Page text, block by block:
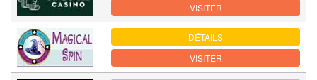
VISITER
DÉTAILS
VISITER